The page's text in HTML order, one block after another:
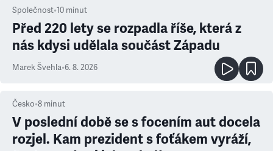
Společnost•10 minut
Před 220 lety se rozpadla říše, která z
nás kdysi udělala součást Západu
Marek Švehla•6. 8. 2026
Česko•8 minut
V poslední době se s focením aut docela
rozjel. Kam prezident s foťákem vyráží,